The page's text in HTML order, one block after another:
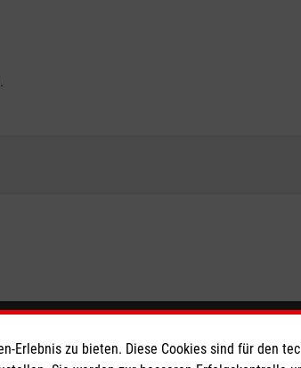
Erlebnis zu bieten. Diese Cookies sind für den